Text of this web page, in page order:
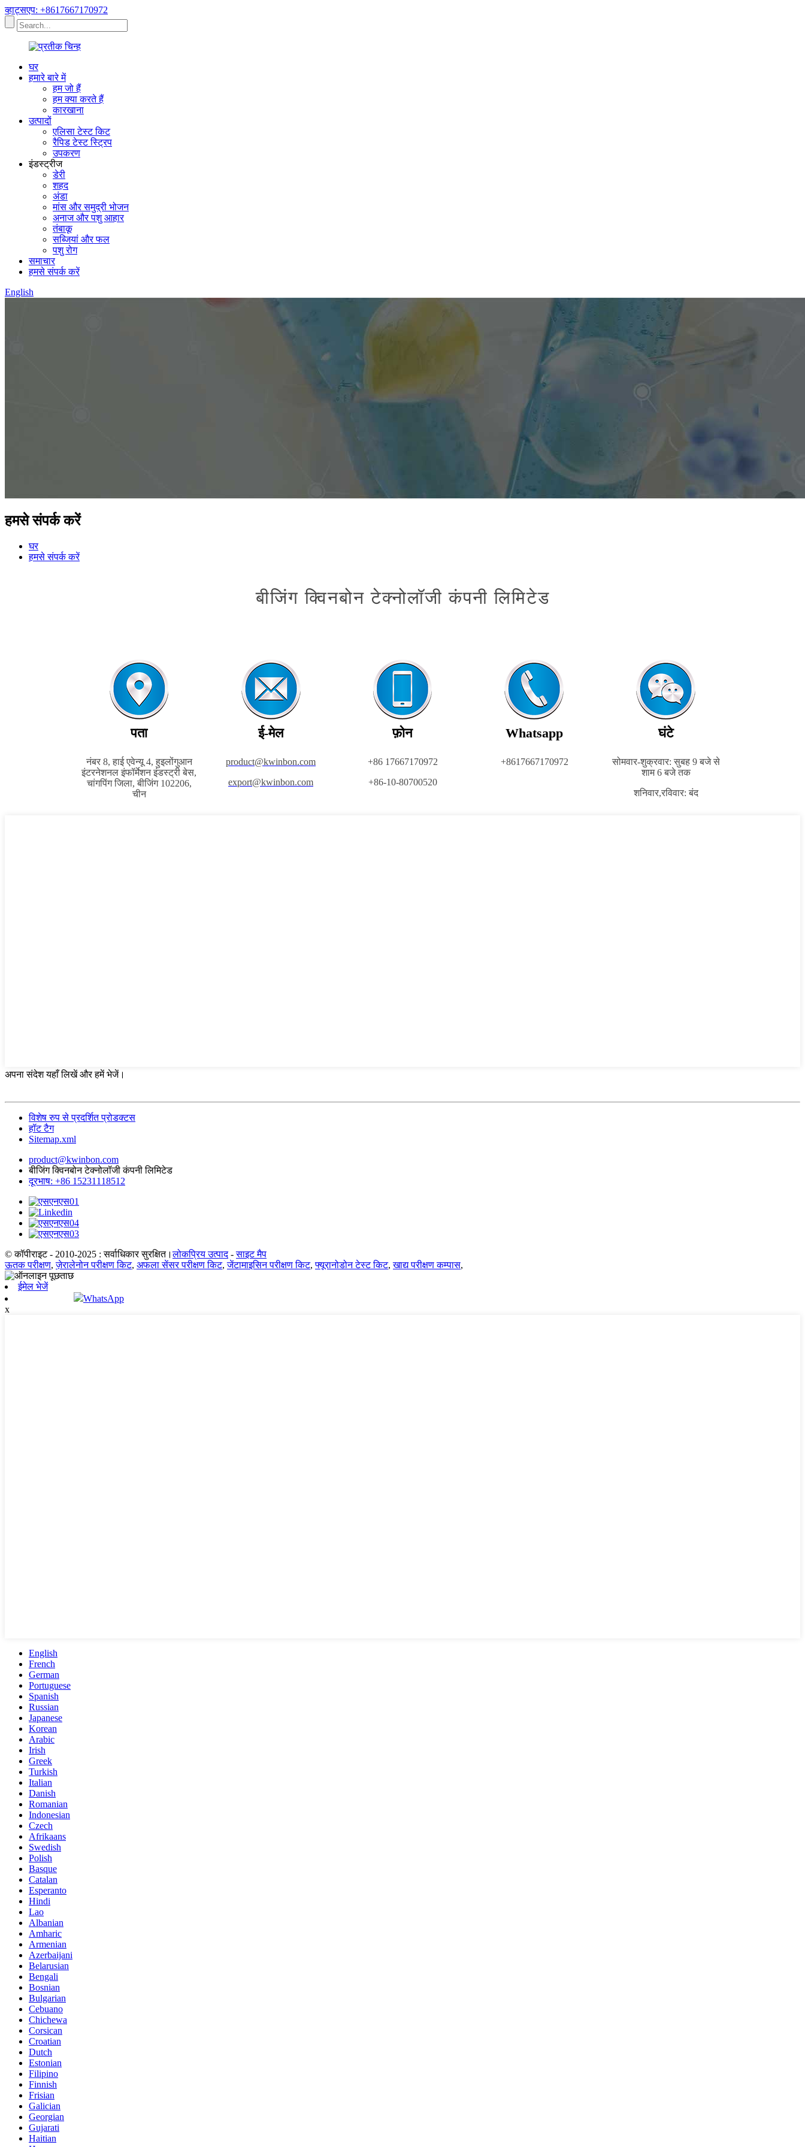
व्हाट्सएप: +8617667170972
घर
हमारे बारे में
हम जो हैं
हम क्या करते हैं
कारखाना
उत्पादों
एलिसा टेस्ट किट
रैपिड टेस्ट स्ट्रिप
उपकरण
इंडस्ट्रीज
डेरी
शहद
अंडा
मांस और समुद्री भोजन
अनाज और पशु आहार
तंबाकू
सब्जियां और फल
पशु रोग
समाचार
हमसे संपर्क करें
English
हमसे संपर्क करें
घर
हमसे संपर्क करें
बीजिंग क्विनबोन टेक्नोलॉजी कंपनी लिमिटेड
पता
नंबर 8, हाई एवेन्यू 4, हुइलोंगुआन
इंटरनेशनल इंफॉर्मेशन इंडस्ट्री बेस,
चांगपिंग जिला, बीजिंग 102206,
चीन
ई-मेल
product@kwinbon.com
export@kwinbon.com
फ़ोन
+86 17667170972
+86-10-80700520
Whatsapp
+8617667170972
घंटे
सोमवार-शुक्रवार: सुबह 9 बजे से
शाम 6 बजे तक
शनिवार,रविवार: बंद
अपना संदेश यहाँ लिखें और हमें भेजें।
विशेष रुप से प्रदर्शित प्रोडक्टस
हॉट टैग
Sitemap.xml
product@kwinbon.com
बीजिंग क्विनबोन टेक्नोलॉजी कंपनी लिमिटेड
दूरभाष: +86 15231118512
© कॉपीराइट - 2010-2025 : सर्वाधिकार सुरक्षित।लोकप्रिय उत्पाद-साइट मैप
ऊतक परीक्षण,ज़ेरालेनोन परीक्षण किट, अफला सेंसर परीक्षण किट,जेंटामाइसिन परीक्षण किट,फ्यूरानोडोन टेस्ट किट,खाद्य परीक्षण कम्पास,
ईमेल भेजें
WhatsApp
x
English
French
German
Portuguese
Spanish
Russian
Japanese
Korean
Arabic
Irish
Greek
Turkish
Italian
Danish
Romanian
Indonesian
Czech
Afrikaans
Swedish
Polish
Basque
Catalan
Esperanto
Hindi
Lao
Albanian
Amharic
Armenian
Azerbaijani
Belarusian
Bengali
Bosnian
Bulgarian
Cebuano
Chichewa
Corsican
Croatian
Dutch
Estonian
Filipino
Finnish
Frisian
Galician
Georgian
Gujarati
Haitian